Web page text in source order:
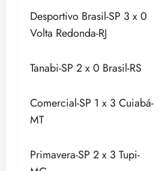
Desportivo Brasil-SP 3 x 0
Volta Redonda-RJ
Tanabi-SP 2 x 0 Brasil-RS
Comercial-SP 1 x 3 Cuiabá-
MT
Primavera-SP 2 x 3 Tupi-